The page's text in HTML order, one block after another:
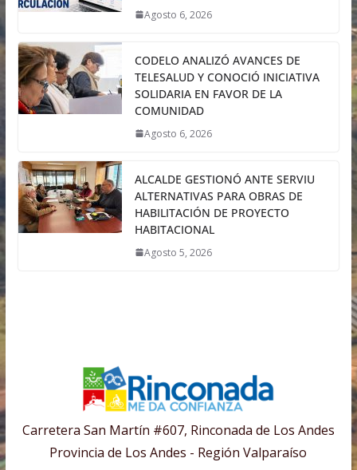
Agosto 6, 2026
CODELO ANALIZÓ AVANCES DE
TELESALUD Y CONOCIÓ INICIATIVA
SOLIDARIA EN FAVOR DE LA
COMUNIDAD
Agosto 6, 2026
ALCALDE GESTIONÓ ANTE SERVIU
ALTERNATIVAS PARA OBRAS DE
HABILITACIÓN DE PROYECTO
HABITACIONAL
Agosto 5, 2026
Carretera San Martín #607, Rinconada de Los Andes
Provincia de Los Andes - Región Valparaíso